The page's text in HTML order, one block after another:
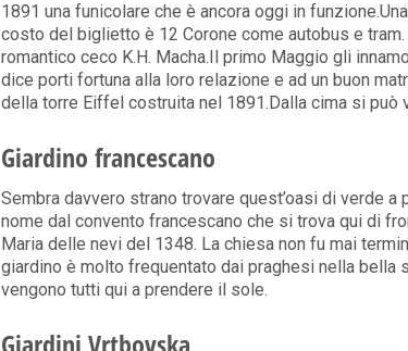
1891 una funicolare che è ancora oggi in
costo del biglietto è 12 Corone come autobus e
romantico ceco K.H. Macha.Il primo Maggio gli
dice porti fortuna alla loro relazione e ad un buon
della torre Eiffel costruita nel 1891.Dalla cima si può
Giardino francescano
Sembra davvero strano trovare quest’oasi di verde
nome dal convento francescano che si trova qui di
Maria delle nevi del 1348. La chiesa non fu mai
giardino è molto frequentato dai praghesi nella bella
vengono tutti qui a prendere il sole.